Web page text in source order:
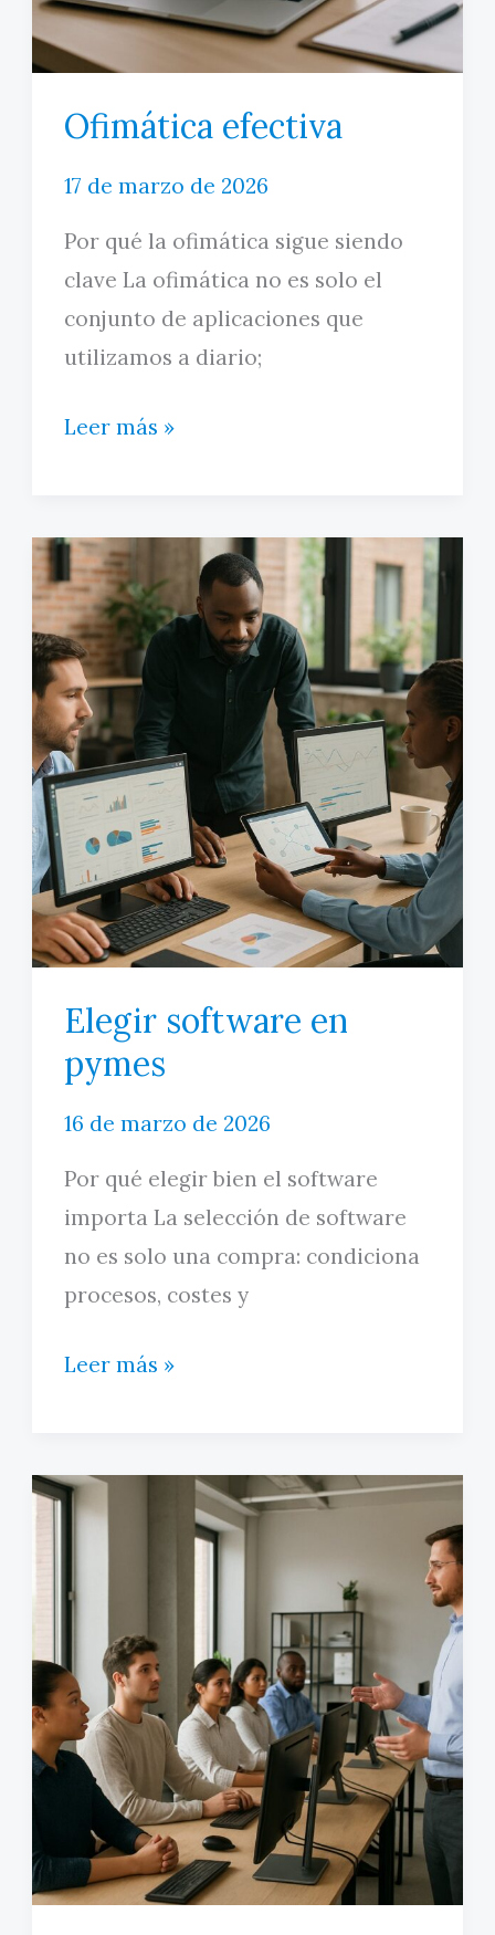
tomar
decisiones
compra
Ofimática efectiva
17 de marzo de 2026
Por qué la ofimática sigue siendo
clave La ofimática no es solo el
conjunto de aplicaciones que
utilizamos a diario;
Ofimática
Leer más »
Elegir software en
pymes
16 de marzo de 2026
Por qué elegir bien el software
importa La selección de software
no es solo una compra: condiciona
procesos, costes y
Elegir
pymes
Leer más »